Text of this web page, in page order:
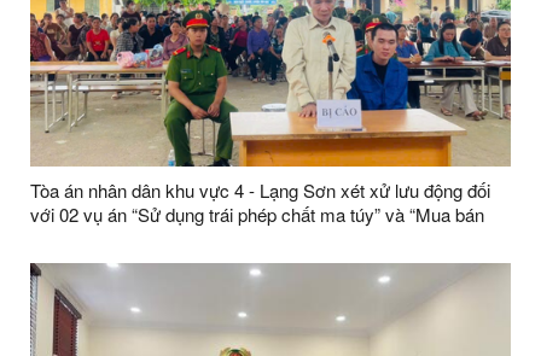
Tòa án nhân dân khu vực 4 - Lạng Sơn xét xử lưu động đối
với 02 vụ án “Sử dụng trái phép chất ma túy” và “Mua bán